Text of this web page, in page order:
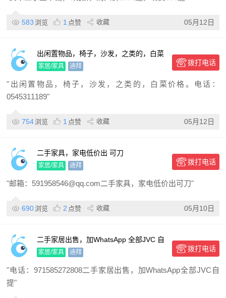
583 浏览 1 点赞 收藏 05月12日
出闲置物品，椅子，沙发，之类的，白菜
价格。
家居/家具 迪拜 拨打电话
"出闲置物品，椅子，沙发，之类的，白菜价格。电话：
0545311189"
754浏览 1 点赞 收藏 05月12日
二手家具，家电低价出 可刀
家居/家具 迪拜 拨打电话
"邮箱：591958546@qq.com二手家具，家电低价出可刀"
690浏览 2 点赞 收藏 05月10日
二手家居出售，加WhatsApp 全部JVC 自
提
家居/家具 迪拜 拨打电话
"电话：971585272808二手家居出售，加WhatsApp全部JVC自
提"